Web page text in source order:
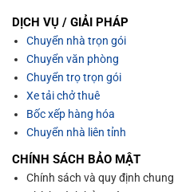
DỊCH VỤ / GIẢI PHÁP
Chuyển nhà trọn gói
Chuyển văn phòng
Chuyển trọ trọn gói
Xe tải chở thuê
Bốc xếp hàng hóa
Chuyển nhà liên tỉnh
CHÍNH SÁCH BẢO MẬT
Chính sách và quy định chung